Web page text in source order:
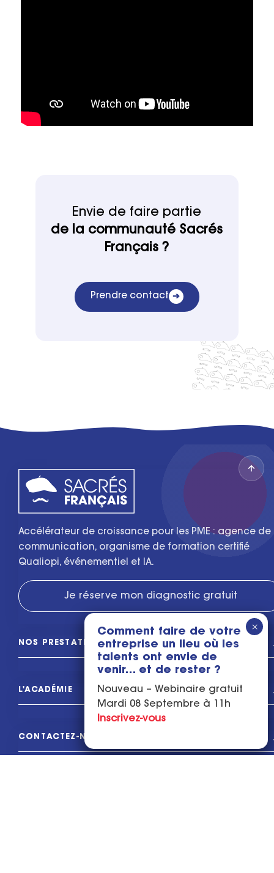
Envie de faire partie
de la communauté Sacrés
Français ?
Prendre contact ➔
Accélérateur de croissance pour les PME : agence de
communication, organisme de formation certifié
Qualiopi, événementiel et IA.
Je réserve mon diagnostic gratuit
NOS PRESTATIONS
L'ACADÉMIE
CONTACTEZ-NOUS
Comment faire de votre
entreprise un lieu où les
talents ont envie de
venir… et de rester ?
Nouveau – Webinaire gratuit
Mardi 08 Septembre à 11h
Inscrivez-vous